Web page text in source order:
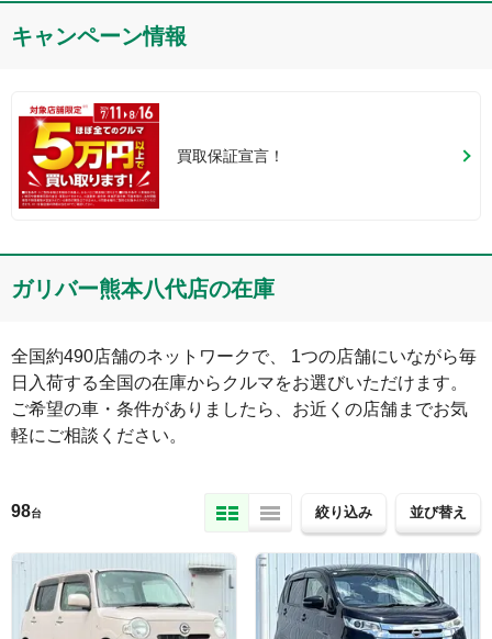
キャンペーン情報
買取保証宣言！
ガリバー熊本八代店の在庫
全国約490店舗のネットワークで、 1つの店舗にいながら毎
日入荷する全国の在庫からクルマをお選びいただけます。
ご希望の車・条件がありましたら、お近くの店舗までお気
軽にご相談ください。
98台 絞り込み 並び替え